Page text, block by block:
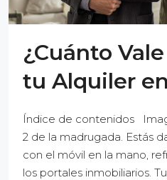
¿Cuánto
tu Alquiler
Índice de contenidos
2 de la madrugada. Estás
con el móvil en la mano,
los portales inmobiliarios.